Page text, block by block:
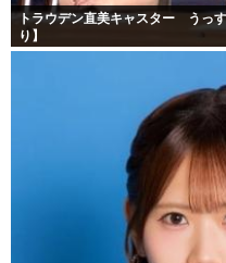
トラウデン直美キャスター うっ
り】